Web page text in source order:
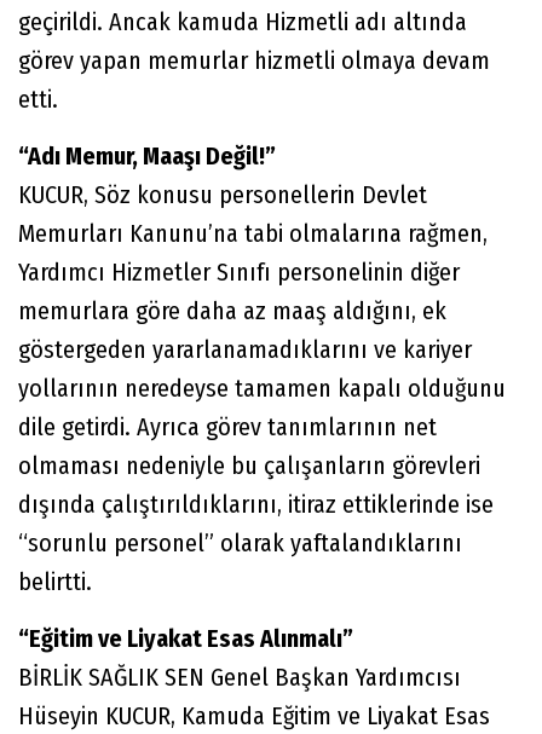
geçirildi. Ancak kamuda Hizmetli adı altında
görev yapan memurlar hizmetli olmaya devam
etti.
“Adı Memur, Maaşı Değil!”
KUCUR, Söz konusu personellerin Devlet
Memurları Kanunu’na tabi olmalarına rağmen,
Yardımcı Hizmetler Sınıfı personelinin diğer
memurlara göre daha az maaş aldığını, ek
göstergeden yararlanamadıklarını ve kariyer
yollarının neredeyse tamamen kapalı olduğunu
dile getirdi. Ayrıca görev tanımlarının net
olmaması nedeniyle bu çalışanların görevleri
dışında çalıştırıldıklarını, itiraz ettiklerinde ise
“sorunlu personel” olarak yaftalandıklarını
belirtti.
“Eğitim ve Liyakat Esas Alınmalı”
BİRLİK SAĞLIK SEN Genel Başkan Yardımcısı
Hüseyin KUCUR, Kamuda Eğitim ve Liyakat Esas